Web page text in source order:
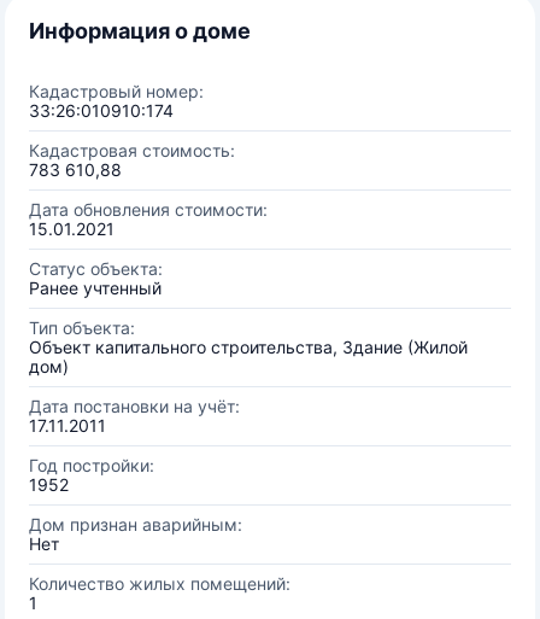
Информация о доме
Кадастровый номер:
33:26:010910:174
Кадастровая стоимость:
783 610,88
Дата обновления стоимости:
15.01.2021
Статус объекта:
Ранее учтенный
Тип объекта:
Объект капитального строительства, Здание (Жилой
дом)
Дата постановки на учёт:
17.11.2011
Год постройки:
1952
Дом признан аварийным:
Нет
Количество жилых помещений:
1